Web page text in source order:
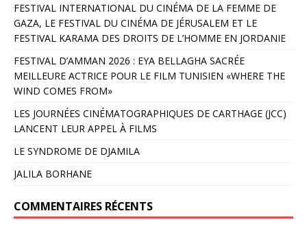
FESTIVAL INTERNATIONAL DU CINÉMA DE LA FEMME DE
GAZA, LE FESTIVAL DU CINÉMA DE JÉRUSALEM ET LE
FESTIVAL KARAMA DES DROITS DE L’HOMME EN JORDANIE
FESTIVAL D’AMMAN 2026 : EYA BELLAGHA SACRÉE
MEILLEURE ACTRICE POUR LE FILM TUNISIEN «WHERE THE
WIND COMES FROM»
LES JOURNÉES CINÉMATOGRAPHIQUES DE CARTHAGE (JCC)
LANCENT LEUR APPEL À FILMS
LE SYNDROME DE DJAMILA
JALILA BORHANE
COMMENTAIRES RÉCENTS